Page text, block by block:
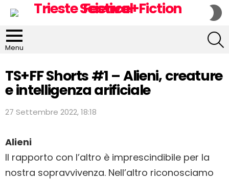
Menu
TS+FF Shorts #1 – Alieni, creature
e intelligenza arificiale
27 Settembre 2022, 18:18
Alieni
Il rapporto con l’altro è imprescindibile per la
nostra sopravvivenza. Nell’altro riconosciamo